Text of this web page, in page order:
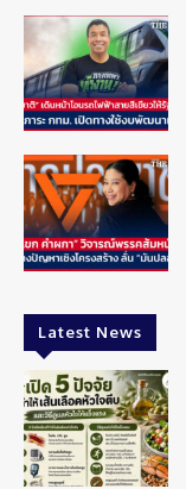
Latest News